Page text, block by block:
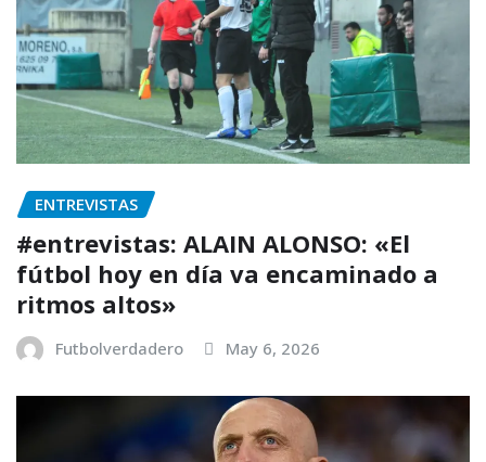
ENTREVISTAS
#entrevistas: ALAIN ALONSO: «El
fútbol hoy en día va encaminado a
ritmos altos»
Futbolverdadero May 6, 2026